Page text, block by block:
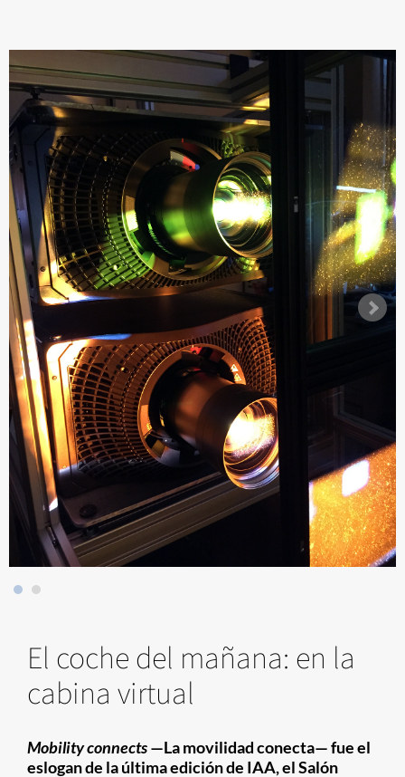
El coche del mañana: en la
cabina virtual
Mobility connects—La movilidad conecta— fue el
eslogan de la última edición de IAA, el Salón